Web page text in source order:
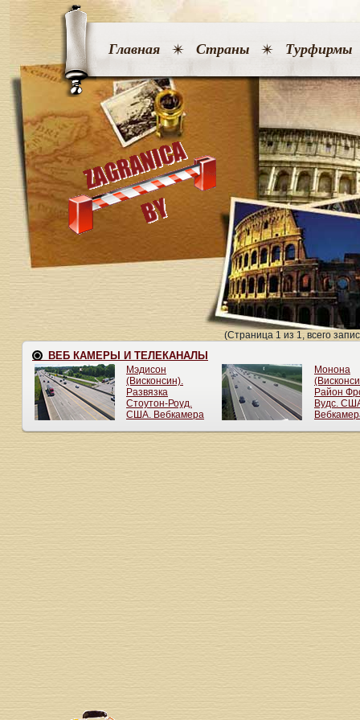
Главная Страны Турфирмы
(Страница 1 из 1, всего